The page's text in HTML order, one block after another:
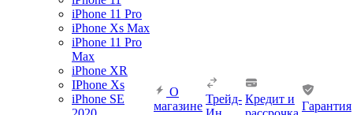
iPhone 11 Pro
iPhone Xs Max
iPhone 11 Pro
Max
iPhone XR
IPhone Xs
iPhone SE
О
магазине
Трейд- Кредит и
Гарантия